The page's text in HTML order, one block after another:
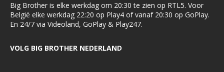
Big Brother is elke werkdag om 20:30 te zien op RTL5. Voor
België elke werkdag 22:20 op Play4 of vanaf 20:30 op GoPlay.
En 24/7 via Videoland, GoPlay & Play247.
VOLG BIG BROTHER NEDERLAND